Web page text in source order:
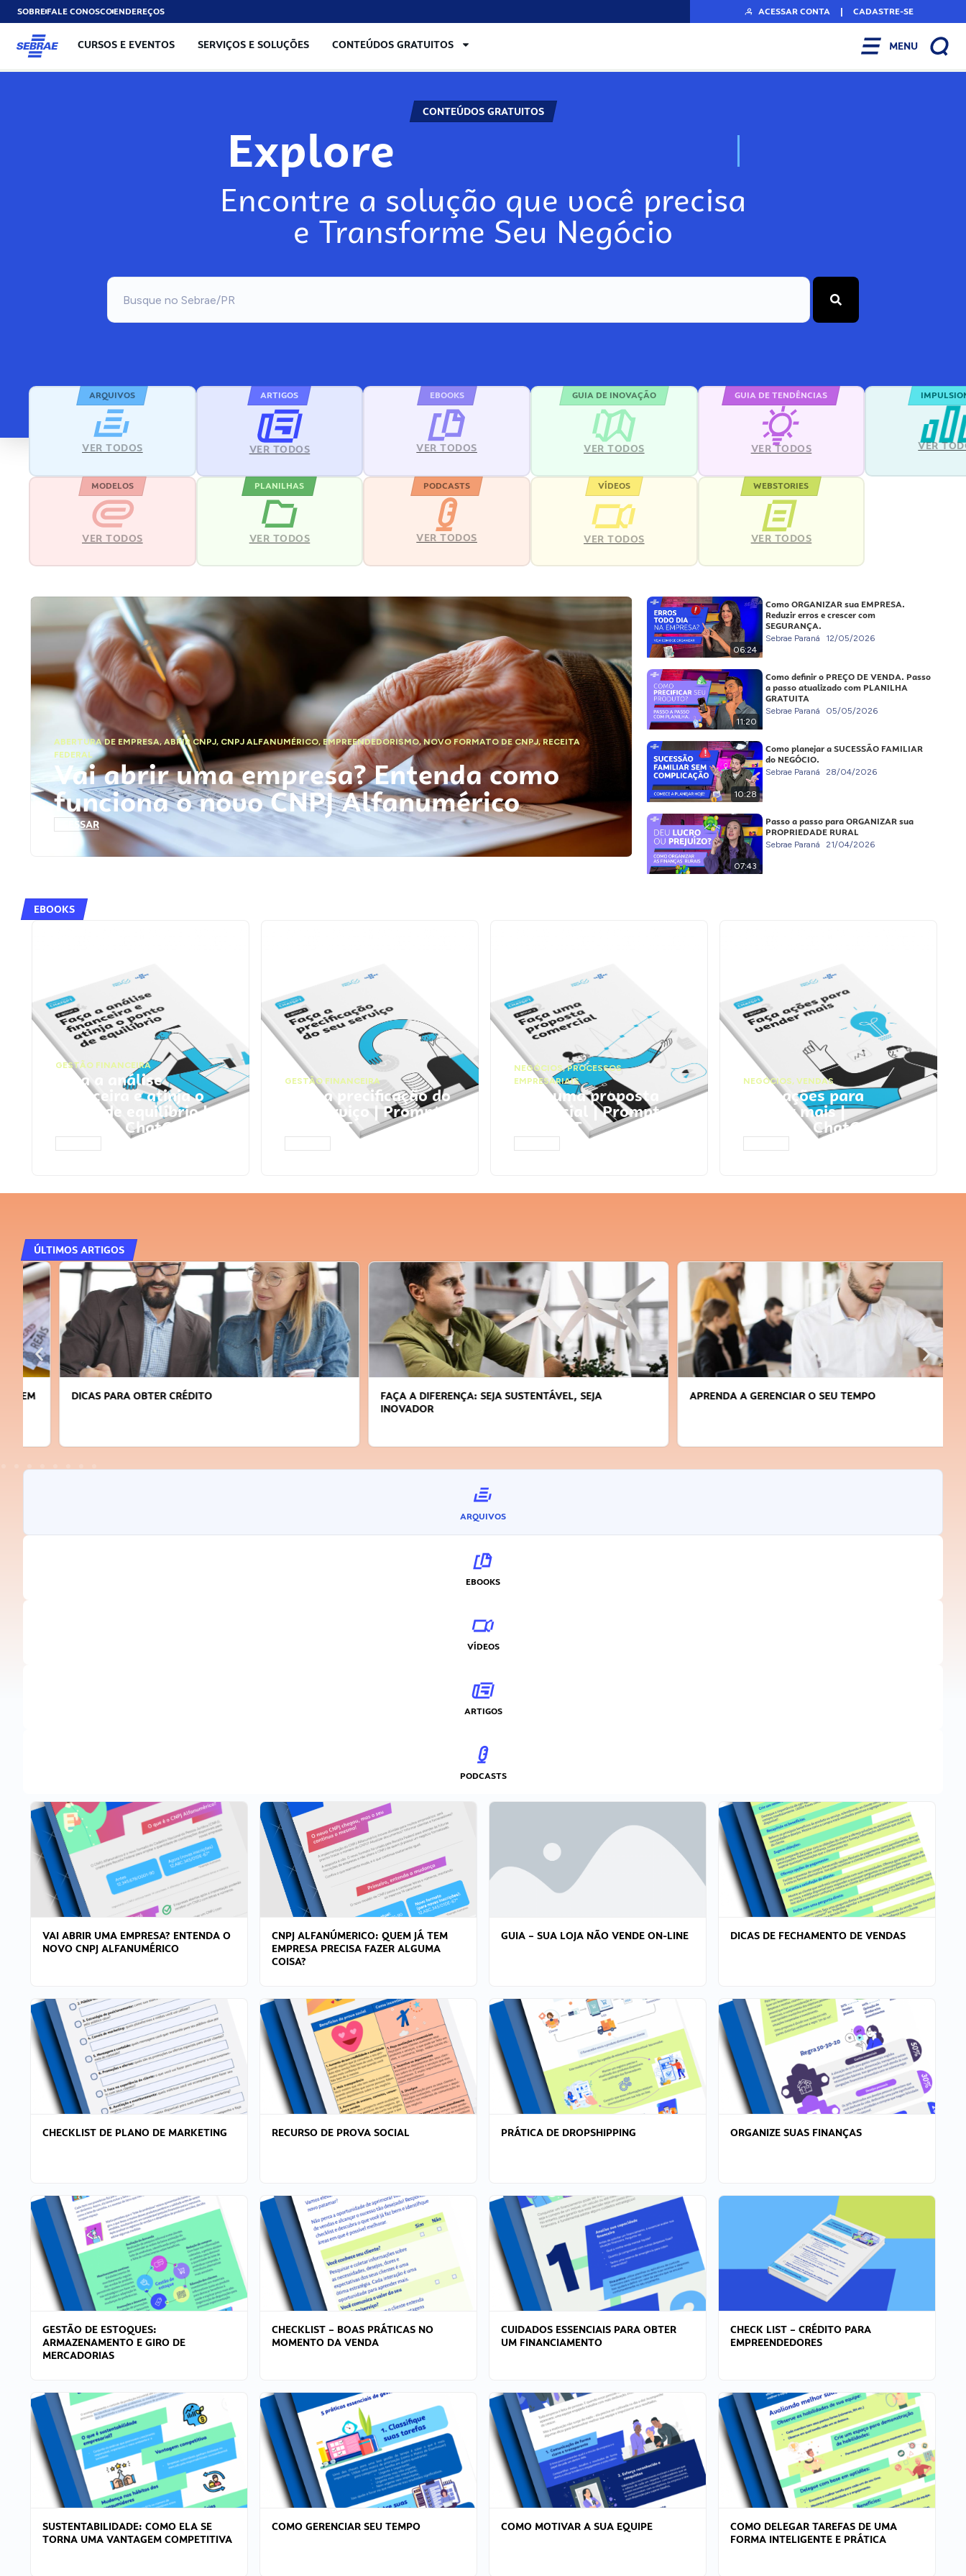
SOBREFALE CONOSCOENDEREÇOS ACESSAR CONTA | CADASTRE-SE
CURSOS E EVENTOS SERVIÇOS E SOLUÇÕES CONTEÚDOS GRATUITOS MENU
CONTEÚDOS GRATUITOS
Explore N
Encontre a solução que você precisa
e Transforme Seu Negócio
ARQUIVOS
VER TODOS
ARTIGOS
VER TODOS
EBOOKS
VER TODOS
GUIA DE INOVAÇÃO
VER TODOS
GUIA DE TENDÊNCIAS
VER TODOS VER
MODELOS
VER TODOS
PLANILHAS
VER TODOS
PODCASTS
VER TODOS
VÍDEOS
VER TODOS
WEBSTORIES
VER TODOS
ABERTURA DE EMPRESA,ABRIR CNPJ, CNPJ ALFANUMÉRICO, EMPREENDEDORISMO,NOVO FORMATO DE CNPJ,RECEITA
FEDERAL
Vai abrir uma empresa? Entenda como
funciona o novo CNPJ Alfanumérico
ACESSAR
06:24
Como ORGANIZAR sua EMPRESA.
Reduzir erros e crescer com
SEGURANÇA.
Sebrae Paraná 12/05/2026
11:20
Como definir o PREÇO DE VENDA. Passo
a passo atualizado com PLANILHA
GRATUITA
Sebrae Paraná 05/05/2026
10:28
Como planejar a SUCESSÃO FAMILIAR
do NEGÓCIO.
Sebrae Paraná 28/04/2026
07:43
Passo a passo para ORGANIZAR sua
PROPRIEDADE RURAL
Sebrae Paraná 21/04/2026
EBOOKS
GESTÃO FINANCEIRA
Faça a análise
financeira e atinja o
ponto de equilíbrio |
Prompts ChatGPT
GESTÃO FINANCEIRA
Faça a precificação do
seu serviço | Prompts
ChatGPT
NEGÓCIOS,PROCESSOS
EMPRESARIAIS
Faça uma proposta
comercial | Prompts
ChatGPT
NEGÓCIOS, VENDAS
Faça ações para
vender mais |
Prompts ChatGPT
ÚLTIMOS ARTIGOS
DICAS PARA OBTER CRÉDITO
FAÇA A DIFERENÇA: SEJA SUSTENTÁVEL, SEJA
INOVADOR
APRENDA A GERENCIAR O SEU TEMPO
ARQUIVOS
EBOOKS
VÍDEOS
ARTIGOS
PODCASTS
VAI ABRIR UMA EMPRESA? ENTENDA O
NOVO CNPJ ALFANUMÉRICO
CNPJ ALFANÚMERICO: QUEM JÁ TEM
EMPRESA PRECISA FAZER ALGUMA
COISA?
GUIA – SUA LOJA NÃO VENDE ON-LINE DICAS DE FECHAMENTO DE VENDAS
CHECKLIST DE PLANO DE MARKETING RECURSO DE PROVA SOCIAL PRÁTICA DE DROPSHIPPING ORGANIZE SUAS FINANÇAS
GESTÃO DE ESTOQUES:
ARMAZENAMENTO E GIRO DE
MERCADORIAS
CHECKLIST – BOAS PRÁTICAS NO
MOMENTO DA VENDA
CUIDADOS ESSENCIAIS PARA OBTER
UM FINANCIAMENTO
CHECK LIST – CRÉDITO PARA
EMPREENDEDORES
SUSTENTABILIDADE: COMO ELA SE
TORNA UMA VANTAGEM COMPETITIVA
COMO GERENCIAR SEU TEMPO COMO MOTIVAR A SUA EQUIPE
COMO DELEGAR TAREFAS DE UMA
FORMA INTELIGENTE E PRÁTICA